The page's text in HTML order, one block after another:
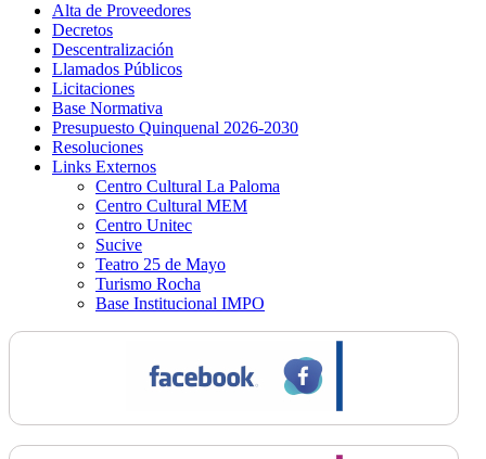
Alta de Proveedores
Decretos
Descentralización
Llamados Públicos
Licitaciones
Base Normativa
Presupuesto Quinquenal 2026-2030
Resoluciones
Links Externos
Centro Cultural La Paloma
Centro Cultural MEM
Centro Unitec
Sucive
Teatro 25 de Mayo
Turismo Rocha
Base Institucional IMPO